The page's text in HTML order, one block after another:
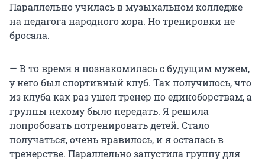
Параллельно училась в музыкальном колледже
на педагога народного хора. Но тренировки не
бросала.
— В то время я познакомилась с будущим мужем,
у него был спортивный клуб. Так получилось, что
из клуба как раз ушел тренер по единоборствам, а
группы некому было передать. Я решила
попробовать потренировать детей. Стало
получаться, очень нравилось, и я осталась в
тренерстве. Параллельно запустила группу для